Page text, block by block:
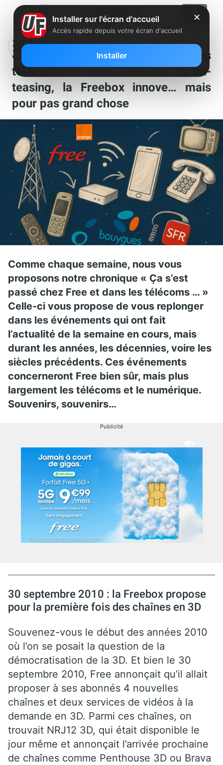
Ca s’est passé chez Free et dans les
télécoms : Free fait de l’ultra-
teasing, la Freebox innove… mais
pour pas grand chose
Comme chaque semaine, nous vous
proposons notre chronique « Ça s’est
passé chez Free et dans les télécoms … »
Celle-ci vous propose de vous replonger
dans les événements qui ont fait
l’actualité de la semaine en cours, mais
durant les années, les décennies, voire les
siècles précédents. Ces événements
concerneront Free bien sûr, mais plus
largement les télécoms et le numérique.
Souvenirs, souvenirs…
Publicité
30 septembre 2010 : la Freebox propose
pour la première fois des chaînes en 3D
Souvenez-vous le début des années 2010
où l’on se posait la question de la
démocratisation de la 3D. Et bien le 30
septembre 2010, Free annonçait qu’il allait
proposer à ses abonnés 4 nouvelles
chaînes et deux services de vidéos à la
demande en 3D. Parmi ces chaînes, on
trouvait NRJ12 3D, qui était disponible le
jour même et annonçait l’arrivée prochaine
de chaînes comme Penthouse 3D ou Brava
✕
Installer sur l'écran d'accueil
Accès rapide depuis votre écran d'accueil
Installer